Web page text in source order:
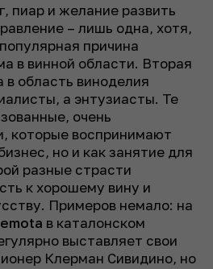
пиар и желание развить
– лишь одна, хотя,
причина
в винной области. Вторая
в область виноделия
а энтузиасты. Те
очень
которые воспринимают
но и как занятие для
разные страсти
к хорошему вину и
Примеров немало: на
в каталонском
выставляет свои
Клерман Сивидино, но